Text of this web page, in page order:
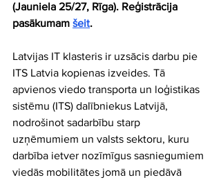
(Jauniela 25/27, Rīga). Reģistrācija
pasākumam šeit.
Latvijas IT klasteris ir uzsācis darbu pie
ITS Latvia kopienas izveides. Tā
apvienos viedo transporta un loģistikas
sistēmu (ITS) dalībniekus Latvijā,
nodrošinot sadarbību starp
uzņēmumiem un valsts sektoru, kuru
darbība ietver nozīmīgus sasniegumiem
viedās mobilitātes jomā un piedāvā